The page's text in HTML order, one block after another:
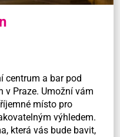
centrum a bar pod
v Praze. Umožní vám
místo pro
výhledem.
která vás bude bavit,